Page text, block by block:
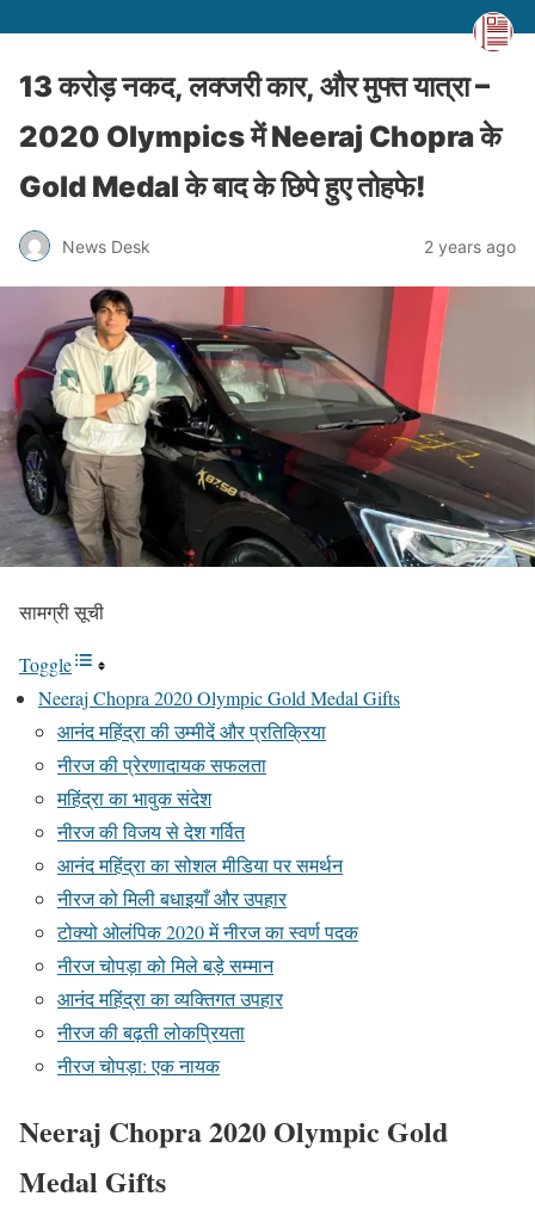
13 करोड़ नकद, लक्जरी कार, और मुफ्त यात्रा –
2020 Olympics में Neeraj Chopra के
Gold Medal के बाद के छिपे हुए तोहफे!
News Desk 2 years ago
सामग्री सूची
Toggle
Neeraj Chopra 2020 Olympic Gold Medal Gifts
आनंद महिंद्रा की उम्मीदें और प्रतिक्रिया
नीरज की प्रेरणादायक सफलता
महिंद्रा का भावुक संदेश
नीरज की विजय से देश गर्वित
आनंद महिंद्रा का सोशल मीडिया पर समर्थन
नीरज को मिली बधाइयाँ और उपहार
टोक्यो ओलंपिक 2020 में नीरज का स्वर्ण पदक
नीरज चोपड़ा को मिले बड़े सम्मान
आनंद महिंद्रा का व्यक्तिगत उपहार
नीरज की बढ़ती लोकप्रियता
नीरज चोपड़ा: एक नायक
Neeraj Chopra 2020 Olympic Gold
Medal Gifts